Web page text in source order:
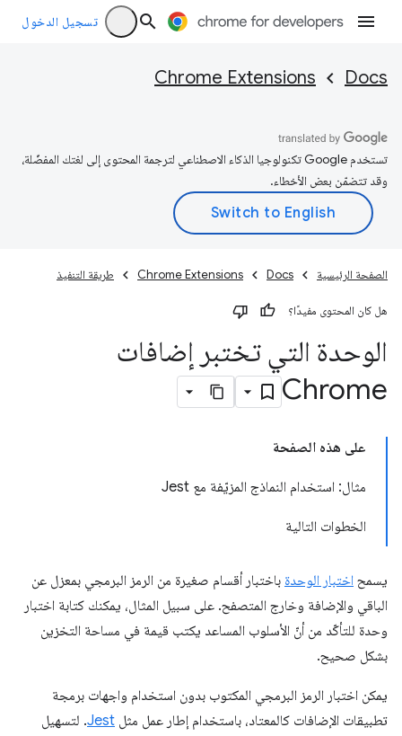
تسجيل الدخول
Docs
Chrome Extensions
تستخدم Google تكنولوجيا الذكاء الاصطناعي لترجمة المحتوى إلى لغتك المفضّلة،
وقد تتضمّن بعض الأخطاء.
الصفحة الرئيسية Docs
Chrome Extensions طريقة التنفيذ
هل كان المحتوى مفيدًا؟
الوحدة التي تختبر إضافات
Chrome
على هذه الصفحة
مثال: استخدام النماذج المزيّفة مع Jest
الخطوات التالية
يسمح اختبار الوحدة باختبار أقسام صغيرة من الرمز البرمجي بمعزل عن
الباقي والإضافة وخارج المتصفح. على سبيل المثال، يمكنك كتابة اختبار
وحدة للتأكّد من أنّ الأسلوب المساعد يكتب قيمة في مساحة التخزين
بشكل صحيح.
يمكن اختبار الرمز البرمجي المكتوب بدون استخدام واجهات برمجة
تطبيقات الإضافات كالمعتاد، باستخدام إطار عمل مثل Jest. لتسهيل